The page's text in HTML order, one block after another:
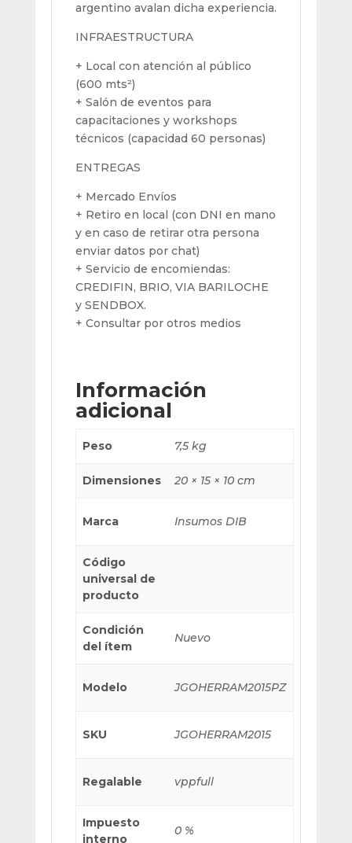
argentino avalan dicha experiencia.
INFRAESTRUCTURA
+ Local con atención al público
(600 mts²)
+ Salón de eventos para
capacitaciones y workshops
técnicos (capacidad 60 personas)
ENTREGAS
+ Mercado Envíos
+ Retiro en local (con DNI en mano
y en caso de retirar otra persona
enviar datos por chat)
+ Servicio de encomiendas:
CREDIFIN, BRIO, VIA BARILOCHE
y SENDBOX.
+ Consultar por otros medios
Información
adicional
Peso 7,5 kg
Dimensiones 20 × 15 × 10 cm
Marca Insumos DIB
Código
universal de
producto
Condición
del ítem
Nuevo
Modelo JGOHERRAM2015PZ
SKU JGOHERRAM2015
Regalable vppfull
Impuesto
interno
0 %